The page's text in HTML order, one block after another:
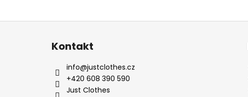
Kontakt
info@justclothes.cz
+420 608 390 590
Just Clothes